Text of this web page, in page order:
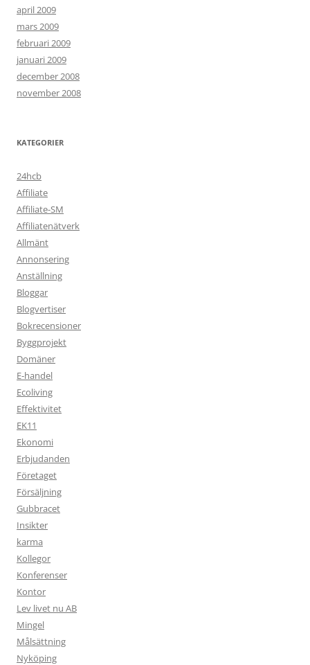
april 2009
mars 2009
februari 2009
januari 2009
december 2008
november 2008
KATEGORIER
24hcb
Affiliate
Affiliate-SM
Affiliatenätverk
Allmänt
Annonsering
Anställning
Bloggar
Blogvertiser
Bokrecensioner
Byggprojekt
Domäner
E-handel
Ecoliving
Effektivitet
EK11
Ekonomi
Erbjudanden
Företaget
Försäljning
Gubbracet
Insikter
karma
Kollegor
Konferenser
Kontor
Lev livet nu AB
Mingel
Målsättning
Nyköping